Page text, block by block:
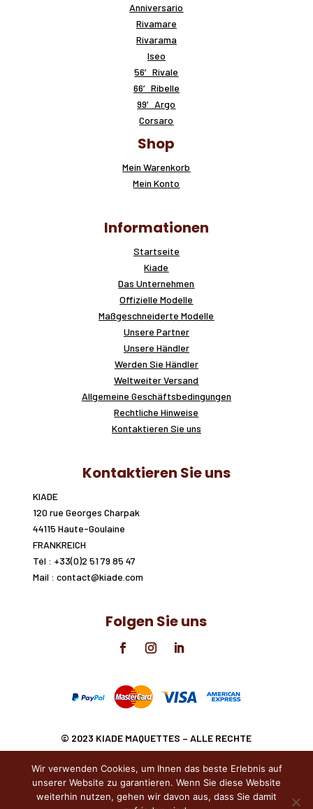
Anniversario
Rivamare
Rivarama
Iseo
56′ Rivale
66′ Ribelle
99′ Argo
Corsaro
Shop
Mein Warenkorb
Mein Konto
Informationen
Startseite
Kiade
Das Unternehmen
Offizielle Modelle
Maßgeschneiderte Modelle
Unsere Partner
Unsere Händler
Werden Sie Händler
Weltweiter Versand
Allgemeine Geschäftsbedingungen
Rechtliche Hinweise
Kontaktieren Sie uns
Kontaktieren Sie uns
KIADE
120 rue Georges Charpak
44115 Haute-Goulaine
FRANKREICH
Tél : +33(0)2 51 79 85 47
Mail : contact@kiade.com
Folgen Sie uns
© 2023 KIADE MAQUETTES – ALLE RECHTE
VORBEHALTEN.
Wir verwenden Cookies, um Ihnen das beste Erlebnis auf
unserer Website zu garantieren. Wenn Sie diese Website
weiterhin nutzen, gehen wir davon aus, dass Sie damit